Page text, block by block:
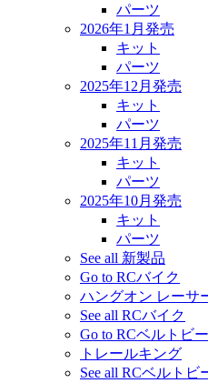
パーツ
2026年1月発売
キット
パーツ
2025年12月発売
キット
パーツ
2025年11月発売
キット
パーツ
2025年10月発売
キット
パーツ
See all 新製品
Go to RCバイク
ハングオン レーサ
See all RCバイク
Go to RCベルトビ
トレールキング
See all RCベルトビ